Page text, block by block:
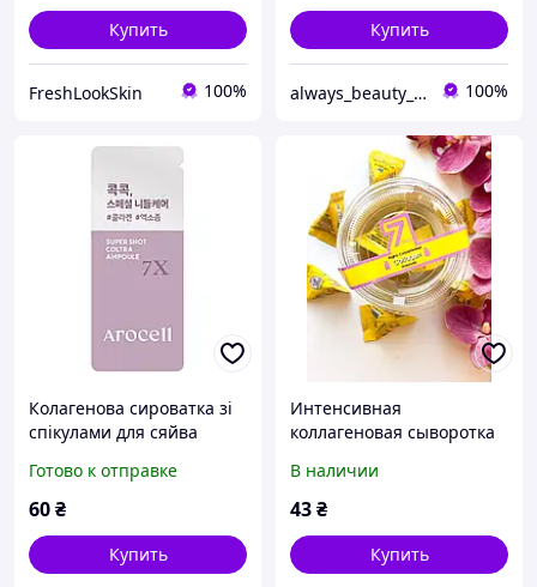
Купить
FreshLookSkin 100%
Купить
always_beauty_kh 100%
Колагенова сироватка зі
спікулами для сяйва
Coltra Ampoule 7Х, 1 мл
Готово к отправке
60₴
Купить
Интенсивная
коллагеновая сыворотка
Concentrated Collagen
Ampoule
В наличии
43₴
Купить